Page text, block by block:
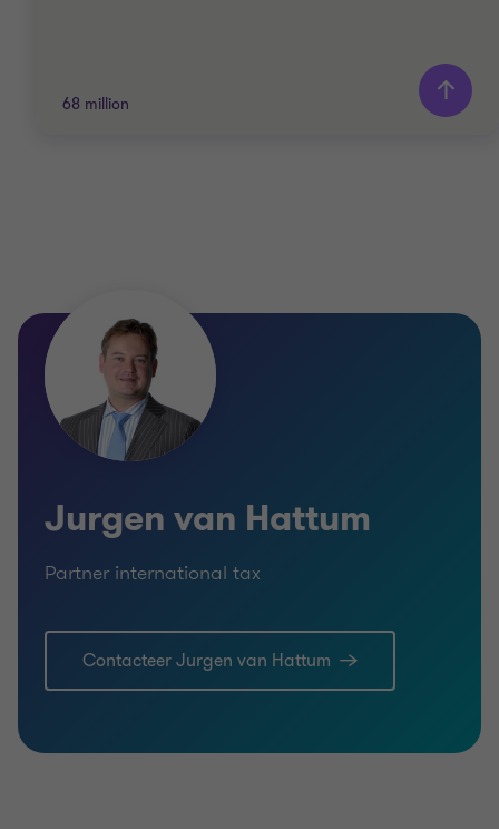
68 million
Partner international tax
INDUSTRIALS & PRODUCTION
Learn more
Jurgen van Hattum
Partner international tax
Contacteer Jurgen van Hattum